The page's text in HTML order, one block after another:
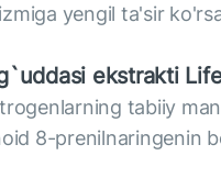
yengil ta'sir
ekstrakti
tabiiy
8-prenilnaringenin